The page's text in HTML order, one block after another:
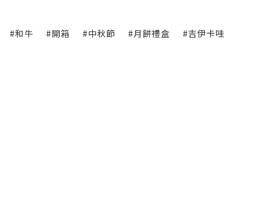
#和牛 #開箱 #中秋節 #月餅禮盒 #吉伊卡哇